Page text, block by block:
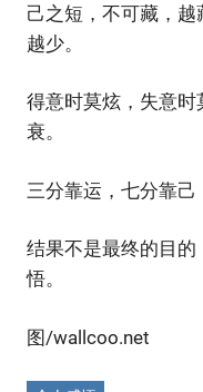
己之短，不可藏，
越少。
得意时莫炫，失意时
衰。
三分靠运，七分靠己
结果不是最终的目
悟。
图/wallcoo.net